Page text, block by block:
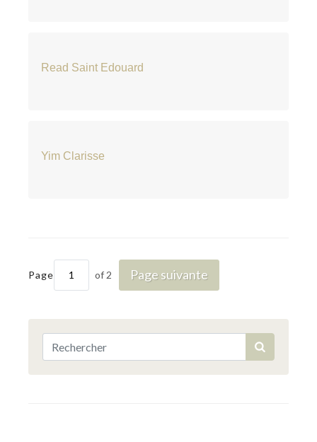
Read Saint Edouard
Yim Clarisse
Page of 2 Page suivante